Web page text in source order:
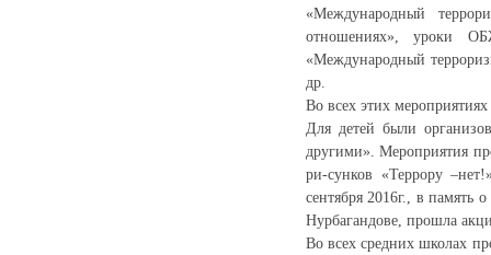
«Международный
отношениях», уроки
«Международный
др.
Во всех этих
Для детей были
другими». Мероприятия
ри-сунков «Террору
сентября 2016г., в память
Нурбагандове, прошла
Во всех средних школах